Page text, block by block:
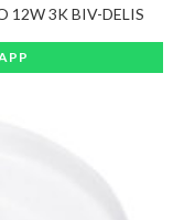
12W 3K BIV-DELIS